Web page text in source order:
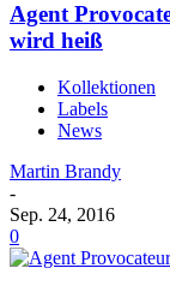
Agent
wird heiß
Kollektionen
Labels
News
Martin Brandy
-
Sep. 24, 2016
0